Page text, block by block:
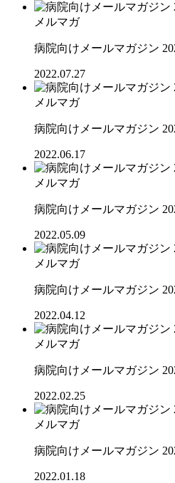
メルマガ
病院向けメールマガジン
2022.07.27
メルマガ
病院向けメールマガジン
2022.06.17
メルマガ
病院向けメールマガジン
2022.05.09
メルマガ
病院向けメールマガジン
2022.04.12
メルマガ
病院向けメールマガジン
2022.02.25
メルマガ
病院向けメールマガジン
2022.01.18